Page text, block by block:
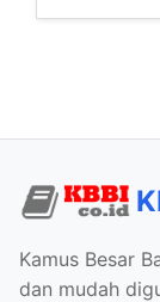
Kamus Besar
dan mudah